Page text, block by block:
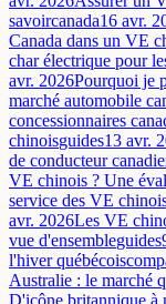
savoircanada16 avr.
Canada dans un VE
char électrique pour
avr. 2026Pourquoi je
marché automobile
concessionnaires
chinoisguides13 avr.
de conducteur
VE chinois ? Une
service des VE
avr. 2026Les VE
vue d'ensembleguides
l'hiver québécois
Australie : le marché